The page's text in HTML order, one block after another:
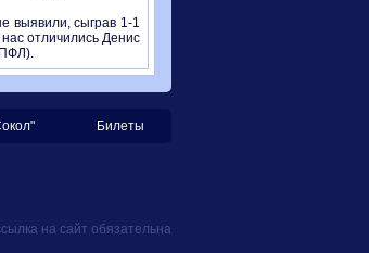
выявили, сыграв 1-1
отличились Денис
ПФЛ).
Билеты
на сайт обязательна